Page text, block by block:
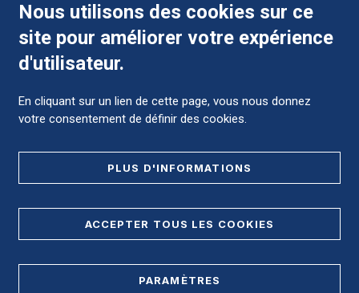
Comment préparer mon hospitalisation ?
PLAN DE SITE
Nous utilisons des cookies sur ce
site pour améliorer votre expérience
d'utilisateur.
En cliquant sur un lien de cette page, vous nous donnez
votre consentement de définir des cookies.
PLUS D'INFORMATIONS
ACCEPTER TOUS LES COOKIES
PARAMÈTRES